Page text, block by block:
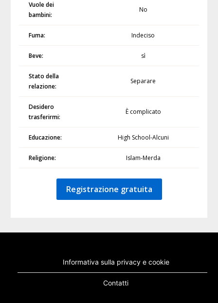
Vuole dei
bambini:
No
Fuma: Indeciso
Beve: sì
Stato della
relazione:
Separare
Desidero
trasferirmi:
È complicato
Educazione: High School-Alcuni
Religione: Islam-Merda
Registrazione gratuita
Informativa sulla privacy e cookie
Contatti